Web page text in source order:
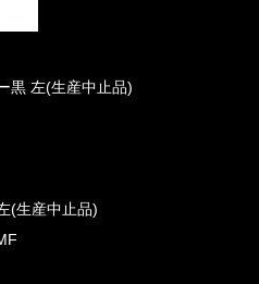
黒 左(生産中止品)
(生産中止品)